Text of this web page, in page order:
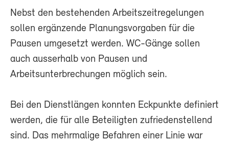
Nebst den bestehenden Arbeitszeitregelungen
sollen ergänzende Planungsvorgaben für die
Pausen umgesetzt werden. WC-Gänge sollen
auch ausserhalb von Pausen und
Arbeitsunterbrechungen möglich sein.
Bei den Dienstlängen konnten Eckpunkte definiert
werden, die für alle Beteiligten zufriedenstellend
sind. Das mehrmalige Befahren einer Linie war